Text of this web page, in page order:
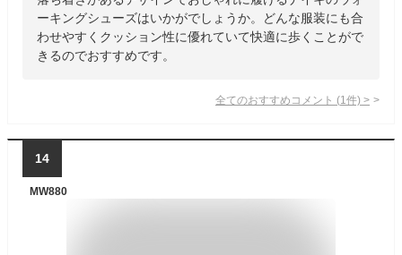
ーキングシューズはいかがでしょうか。どんな服装にも合
わせやすくクッション性に優れていて快適に歩くことがで
きるのでおすすめです。
全てのおすすめコメント (1 件) >
14
MW880